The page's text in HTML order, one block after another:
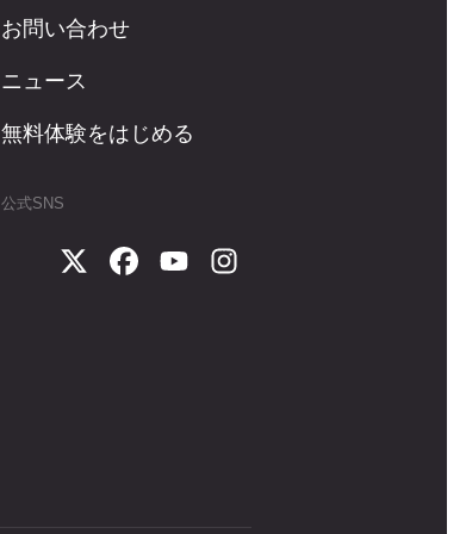
お問い合わせ
ニュース
無料体験をはじめる
公式SNS